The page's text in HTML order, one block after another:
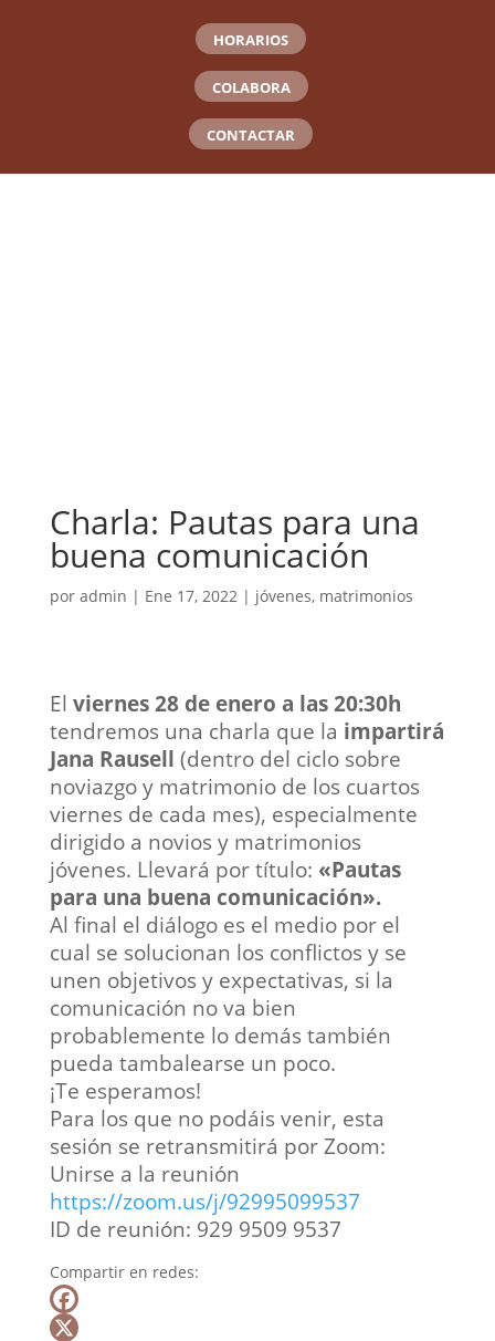
HORARIOS
COLABORA
CONTACTAR
Charla: Pautas para una
buena comunicación
por admin | Ene 17, 2022| jóvenes, matrimonios
El viernes 28 de enero a las 20:30h
tendremos una charla que la impartirá
Jana Rausell (dentro del ciclo sobre
noviazgo y matrimonio de los cuartos
viernes de cada mes), especialmente
dirigido a novios y matrimonios
jóvenes. Llevará por título: «Pautas
para una buena comunicación».
Al final el diálogo es el medio por el
cual se solucionan los conflictos y se
unen objetivos y expectativas, si la
comunicación no va bien
probablemente lo demás también
pueda tambalearse un poco.
¡Te esperamos!
Para los que no podáis venir, esta
sesión se retransmitirá por Zoom:
Unirse a la reunión
https://zoom.us/j/92995099537
ID de reunión: 929 9509 9537
Compartir en redes:
F